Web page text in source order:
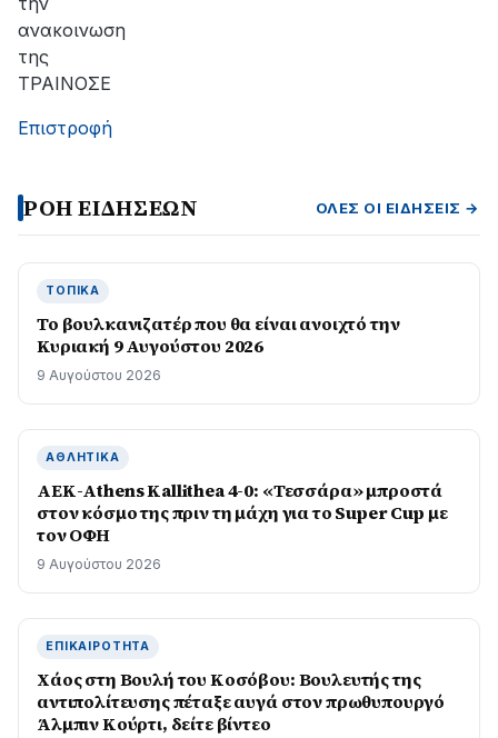
ανακοινωση
της
ΤΡΑΙΝΟΣΕ
Επιστροφή
ΡΟΗ ΕΙΔΗΣΕΩΝ ΌΛΕΣ ΟΙ ΕΙΔΉΣΕΙΣ →
ΤΟΠΙΚΆ
Το βουλκανιζατέρ που θα είναι ανοιχτό την
Κυριακή 9 Αυγούστου 2026
9 Αυγούστου 2026
ΑΘΛΗΤΙΚΆ
ΑΕΚ-Athens Kallithea 4-0: «Τεσσάρα» μπροστά
στον κόσμο της πριν τη μάχη για το Super Cup με
τον ΟΦΗ
9 Αυγούστου 2026
ΕΠΙΚΑΙΡΌΤΗΤΑ
Χάος στη Βουλή του Κοσόβου: Βουλευτής της
αντιπολίτευσης πέταξε αυγά στον πρωθυπουργό
Άλμπιν Κούρτι, δείτε βίντεο